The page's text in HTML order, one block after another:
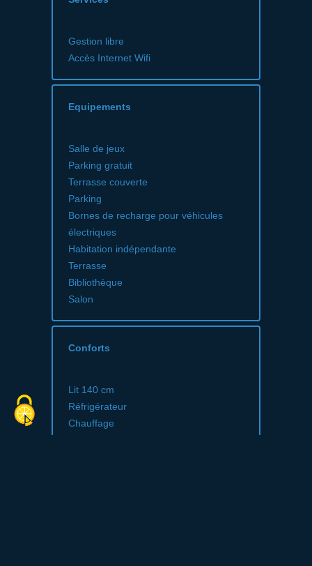
Gestion libre
Accès Internet Wifi
Equipements
Salle de jeux
Parking gratuit
Terrasse couverte
Parking
Bornes de recharge pour véhicules
électriques
Habitation indépendante
Terrasse
Bibliothèque
Salon
Conforts
Lit 140 cm
Réfrigérateur
Chauffage